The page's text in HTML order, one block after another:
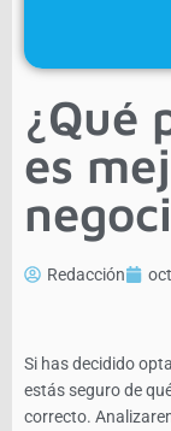
¿Qué
es
Redacción
Si has decidido
estás seguro de
correcto.